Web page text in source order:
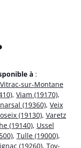
à :
Vitrac-sur-Montane
, Viam (19170),
(19360), Veix
(19130), Varetz
(19140), Ussel
, Tulle (19000),
(19260), Toy-